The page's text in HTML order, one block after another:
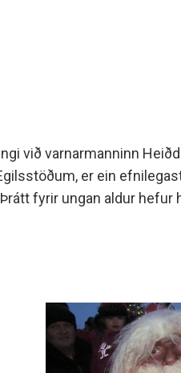
við varnarmanninn
er ein
fyrir ungan aldur hefur